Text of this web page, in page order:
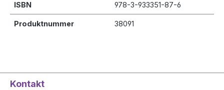
ISBN 978-3-933351-87-6
Produktnummer 38091
Kontakt